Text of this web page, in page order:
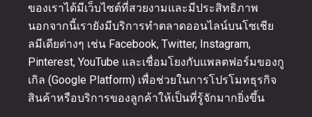
ของเราได้มีเว็บไซต์ที่สวยงามและมีประสิทธิภาพ
นอกจากนี้เรายังมีบริการทำตลาดออนไลน์บนโซเชีย
ลมีเดียต่างๆ เช่น Facebook, Twitter, Instagram,
Pinterest, YouTube และเชื่อมโยงกับแพลตฟอร์มของกู
เกิล (Google Platform) เพื่อช่วยในการโปรโมทธุรกิจ
สินค้าหรือบริการของลูกค้าให้เป็นที่รู้จักมากยิ่งขึ้น